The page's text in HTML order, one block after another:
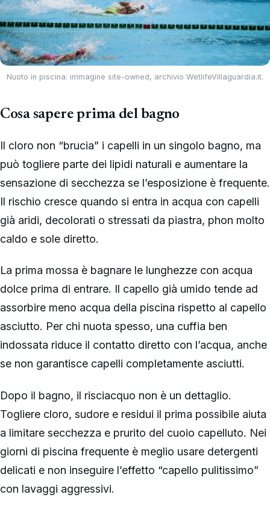
Nuoto in piscina: immagine site-owned, archivio WetlifeVillaguardia.it.
Cosa sapere prima del bagno
Il cloro non “brucia” i capelli in un singolo bagno, ma
può togliere parte dei lipidi naturali e aumentare la
sensazione di secchezza se l’esposizione è frequente.
Il rischio cresce quando si entra in acqua con capelli
già aridi, decolorati o stressati da piastra, phon molto
caldo e sole diretto.
La prima mossa è bagnare le lunghezze con acqua
dolce prima di entrare. Il capello già umido tende ad
assorbire meno acqua della piscina rispetto al capello
asciutto. Per chi nuota spesso, una cuffia ben
indossata riduce il contatto diretto con l’acqua, anche
se non garantisce capelli completamente asciutti.
Dopo il bagno, il risciacquo non è un dettaglio.
Togliere cloro, sudore e residui il prima possibile aiuta
a limitare secchezza e prurito del cuoio capelluto. Nei
giorni di piscina frequente è meglio usare detergenti
delicati e non inseguire l’effetto “capello pulitissimo”
con lavaggi aggressivi.